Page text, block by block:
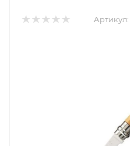
Артикул: